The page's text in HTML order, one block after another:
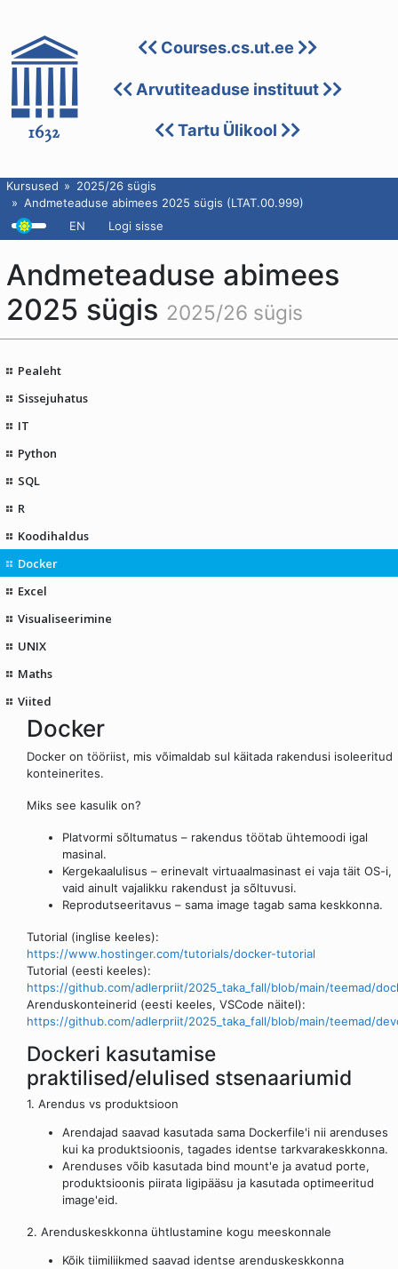
Courses.cs.ut.ee
Arvutiteaduse instituut
Tartu Ülikool
Kursused
2025/26 sügis
Andmeteaduse abimees 2025 sügis (LTAT.00.999)
EN
Logi sisse
Andmeteaduse abimees
2025 sügis 2025/26 sügis
Pealeht
Sissejuhatus
IT
Python
SQL
R
Koodihaldus
Docker
Excel
Visualiseerimine
UNIX
Maths
Viited
Docker
Docker on tööriist, mis võimaldab sul käitada rakendusi isoleeritud
konteinerites.
Miks see kasulik on?
Platvormi sõltumatus – rakendus töötab ühtemoodi igal
masinal.
Kergekaalulisus – erinevalt virtuaalmasinast ei vaja täit OS-i,
vaid ainult vajalikku rakendust ja sõltuvusi.
Reprodutseeritavus – sama image tagab sama keskkonna.
Tutorial (inglise keeles):
https://www.hostinger.com/tutorials/docker-tutorial
Tutorial (eesti keeles):
https://github.com/adlerpriit/2025_taka_fall/blob/main/teemad/
Arenduskonteinerid (eesti keeles, VSCode näitel):
https://github.com/adlerpriit/2025_taka_fall/blob/main/teemad/
Dockeri kasutamise
praktilised/elulised stsenaariumid
1. Arendus vs produktsioon
Arendajad saavad kasutada sama Dockerfile'i nii arenduses
kui ka produktsioonis, tagades identse tarkvarakeskkonna.
Arenduses võib kasutada bind mount'e ja avatud porte,
produktsioonis piirata ligipääsu ja kasutada optimeeritud
image'eid.
2. Arenduskeskkonna ühtlustamine kogu meeskonnale
Kõik tiimiliikmed saavad identse arenduskeskkonna